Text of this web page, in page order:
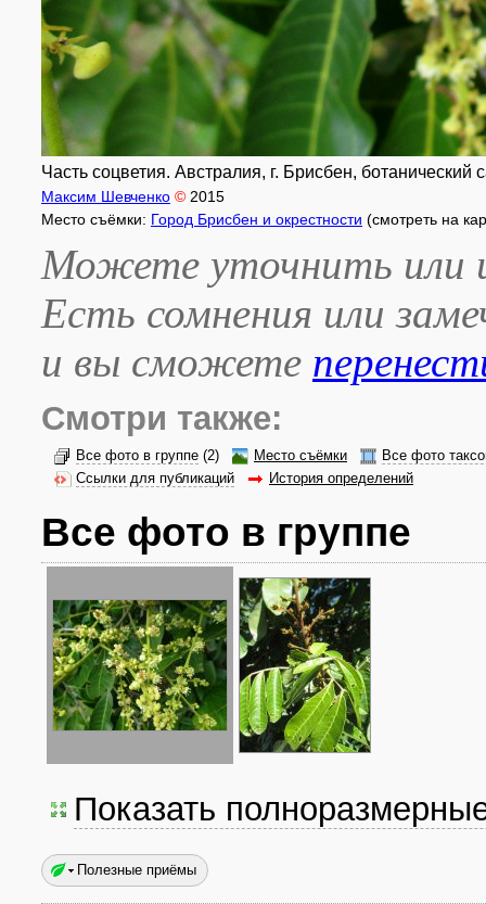
Часть соцветия. Австралия, г. Брисбен, ботанический
Максим Шевченко © 2015
Место съёмки: Город Брисбен и окрестности (смотреть на
Можете уточнить или
Есть сомнения или
и вы сможете
Смотри также:
Все фото в группе (2) Место съёмки
Все фото
Ссылки для публикаций
История определений
Все фото в группе
Показать
Полезные приёмы